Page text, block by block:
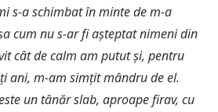
s-a schimbat în minte de m-a
cum nu s-ar fi așteptat nimeni din
cât de calm am putut și, pentru
ani, m-am simțit mândru de el.
un tânăr slab, aproape firav, cu